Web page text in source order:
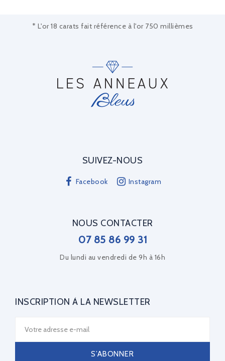
* L'or 18 carats fait référence à l'or 750 millièmes
SUIVEZ-NOUS
Facebook Instagram
NOUS CONTACTER
07 85 86 99 31
Du lundi au vendredi de 9h à 16h
INSCRIPTION À LA NEWSLETTER